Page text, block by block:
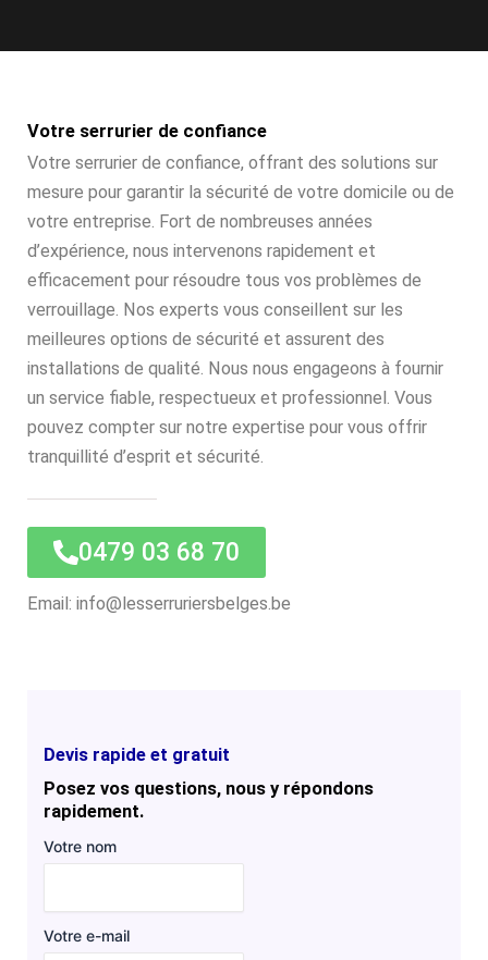
Votre serrurier de confiance
Votre serrurier de confiance, offrant des solutions sur
mesure pour garantir la sécurité de votre domicile ou de
votre entreprise. Fort de nombreuses années
d’expérience, nous intervenons rapidement et
efficacement pour résoudre tous vos problèmes de
verrouillage. Nos experts vous conseillent sur les
meilleures options de sécurité et assurent des
installations de qualité. Nous nous engageons à fournir
un service fiable, respectueux et professionnel. Vous
pouvez compter sur notre expertise pour vous offrir
tranquillité d’esprit et sécurité.
0479 03 68 70
Email: info@lesserruriersbelges.be
Devis rapide et gratuit
Posez vos questions, nous y répondons
rapidement.
Votre nom
Votre e-mail